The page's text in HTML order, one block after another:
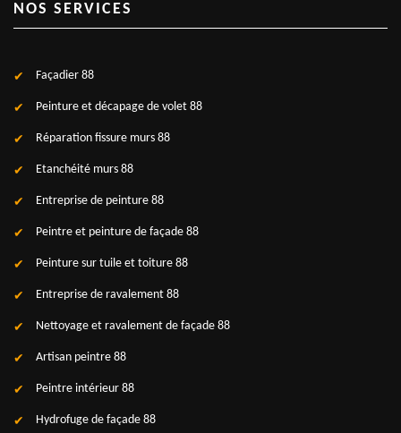
NOS SERVICES
Façadier 88
Peinture et décapage de volet 88
Réparation fissure murs 88
Etanchéité murs 88
Entreprise de peinture 88
Peintre et peinture de façade 88
Peinture sur tuile et toiture 88
Entreprise de ravalement 88
Nettoyage et ravalement de façade 88
Artisan peintre 88
Peintre intérieur 88
Hydrofuge de façade 88